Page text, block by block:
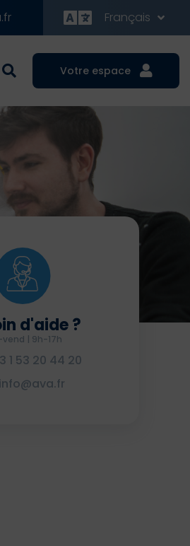
Français
Votre espace
d'aide ?
vend | 9h-17h
1 53 20 44 20
info@ava.fr